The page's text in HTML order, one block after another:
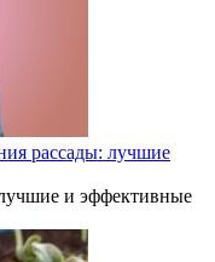
рассады: лучшие
и эффективные